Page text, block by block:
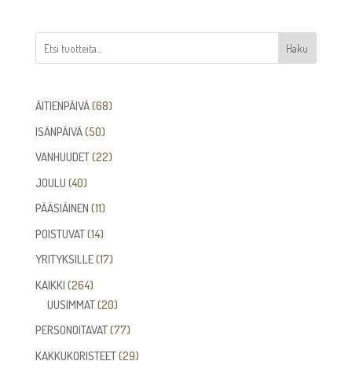
Haku
ÄITIENPÄIVÄ 6868
ISÄNPÄIVÄ 5050
tuotetta
VANHUUDET 2222
JOULU 4040
tuotetta
PÄÄSIÄINEN 1111
tuotetta
POISTUVAT 1414
tuotetta
YRITYKSILLE 1717
KAIKKI 264264
tuotetta
UUSIMMAT 2020
tuotetta
PERSONOITAVAT 7777
tuotetta
KAKKUKORISTEET 2929